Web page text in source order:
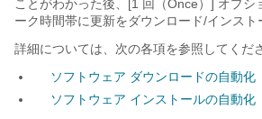
ことがわかった後、[1 回（Once）] オプシ
ーク時間帯に更新をダウンロード/インスト
詳細については、次の各項を参照してくだ
ソフトウェア ダウンロードの自動化
ソフトウェア インストールの自動化